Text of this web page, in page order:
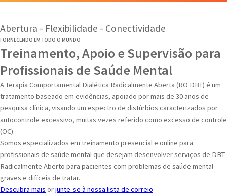
Abertura - Flexibilidade - Conectividade
FORNECENDO EM TODO O MUNDO
Treinamento, Apoio e Supervisão para
Profissionais de Saúde Mental
A Terapia Comportamental Dialética Radicalmente Aberta (RO DBT) é um
tratamento baseado em evidências, apoiado por mais de 30 anos de
pesquisa clínica, visando um espectro de distúrbios caracterizados por
autocontrole excessivo, muitas vezes referido como excesso de controle
(OC).
Somos especializados em treinamento presencial e online para
profissionais de saúde mental que desejam desenvolver serviços de DBT
Radicalmente Aberto para pacientes com problemas de saúde mental
graves e difíceis de tratar.
Descubra mais orjunte-se à nossa lista de correio